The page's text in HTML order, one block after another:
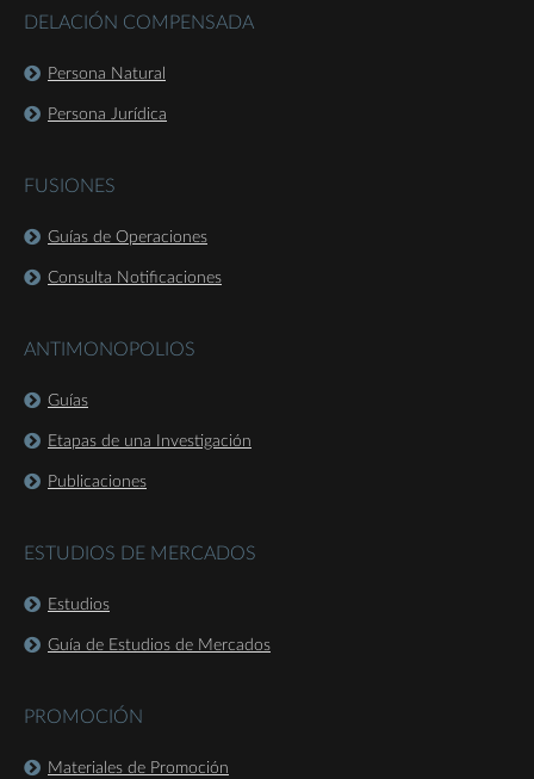
DELACIÓN COMPENSADA
Persona Natural
Persona Jurídica
FUSIONES
Guías de Operaciones
Consulta Notificaciones
ANTIMONOPOLIOS
Guías
Etapas de una Investigación
Publicaciones
ESTUDIOS DE MERCADOS
Estudios
Guía de Estudios de Mercados
PROMOCIÓN
Materiales de Promoción